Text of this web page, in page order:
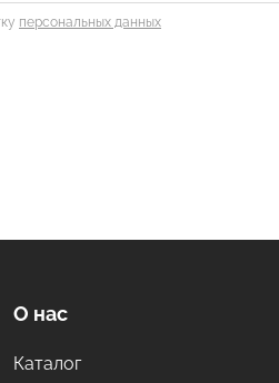
персональных данных
О нас
Каталог